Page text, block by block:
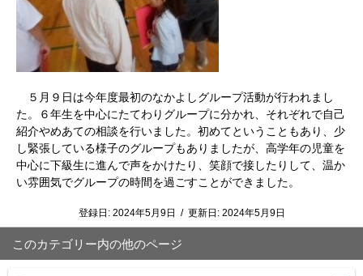
５月９日は今年度最初のなかよしグループ活動が行われまし
た。６年生を中心にたてわりグループに分かれ、それぞれで自己
紹介やめあての相談を行いました。初めてということもあり、少
し緊張している様子のグループもありましたが、高学年の児童を
中心に下級生に進んで声をかけたり、笑顔で接したりして、温か
い雰囲気でグループの時間を過ごすことができました。
登録日: 2024年5月9日 / 更新日: 2024年5月9日
このカテゴリー内の他のページ